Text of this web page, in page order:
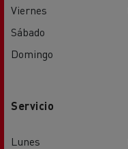
Viernes
Sábado
Domingo
Servicio
Lunes